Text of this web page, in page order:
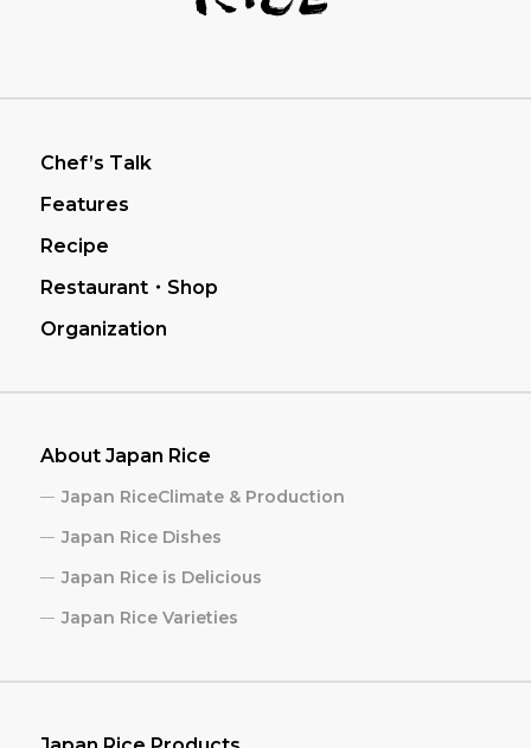
Chef’s Talk
Features
Recipe
Restaurant・Shop
Organization
About Japan Rice
Japan RiceClimate & Production
Japan Rice Dishes
Japan Rice is Delicious
Japan Rice Varieties